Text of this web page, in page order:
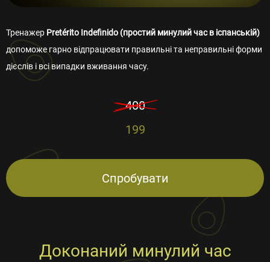
Тренажер Pretérito Indefinido (простий минулий час в іспанській)
допоможе гарно відпрацювати правильні та неправильні форми
дієслів і всі випадки вживання часу.
400
199
Спробувати
Доконаний минулий час